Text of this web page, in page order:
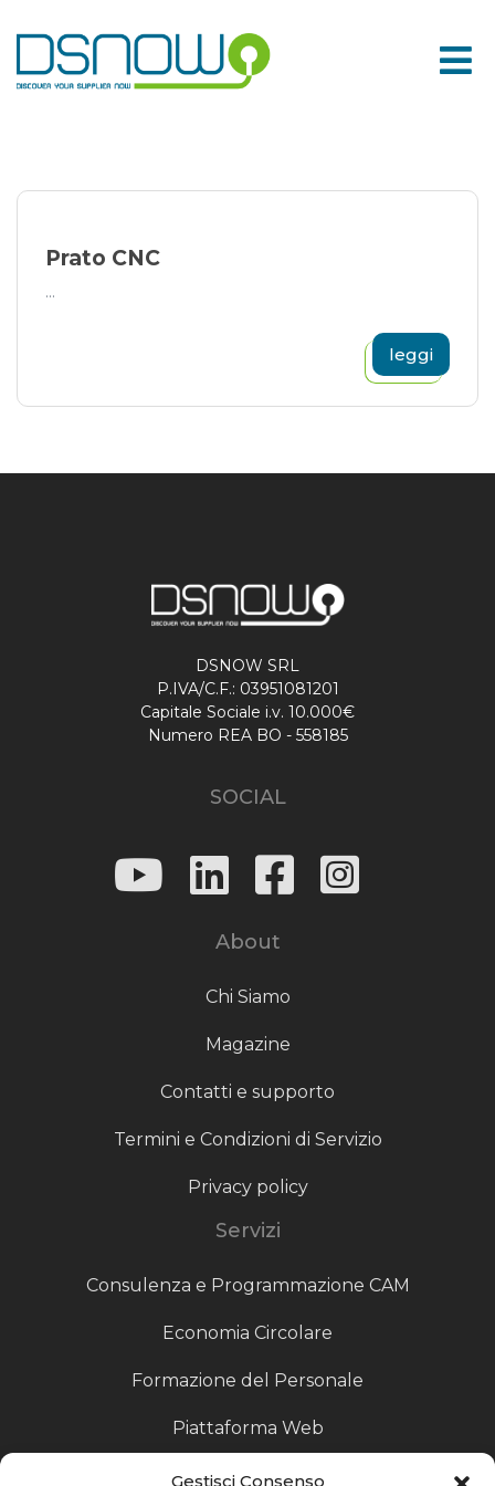
Gestisci Consenso
to
content
Prato CNC
...
leggi
DSNOW SRL
P.IVA/C.F.: 03951081201
Capitale Sociale i.v. 10.000€
Numero REA BO - 558185
SOCIAL
About
Chi Siamo
Magazine
Contatti e supporto
Termini e Condizioni di Servizio
Privacy policy
Servizi
Consulenza e Programmazione CAM
Economia Circolare
Formazione del Personale
Piattaforma Web
Scouting fornitori